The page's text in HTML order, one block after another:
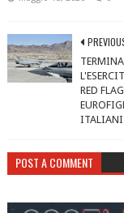
RED
ITALIANI
POST A COMMENT